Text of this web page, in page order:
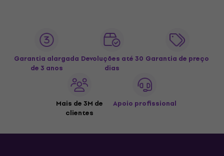
Garantia alargada
de 3 anos
Devoluções até 30
dias
Garantia de preço
Mais de 3M de
clientes
Apoio profissional